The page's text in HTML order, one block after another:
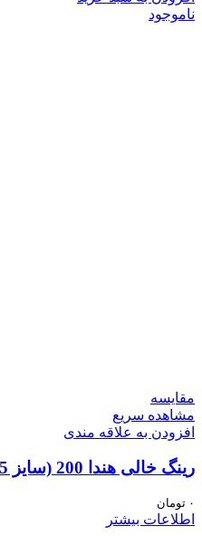
ناموجود
مقایسه
مشاهده سریع
افزودن به علاقه مندی
رینگ خالی هندا 200 (سایز 25) فابریک
۰ تومان
اطلاعات بیشتر